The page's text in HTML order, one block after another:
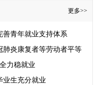
更多>>
善青年就业支持体系
肺炎康复者等劳动者平等
力稳就业
业生充分就业